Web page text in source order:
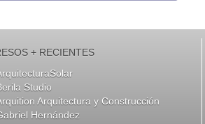
+ RECIENTES
Studio
Arquitectura y Construcción
Hernández